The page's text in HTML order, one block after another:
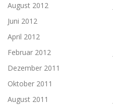
August 2012
Juni 2012
April 2012
Februar 2012
Dezember 2011
Oktober 2011
August 2011